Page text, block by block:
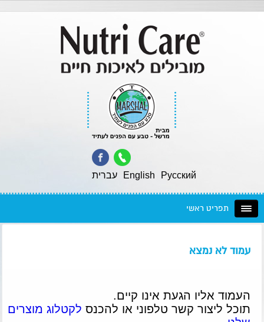
English Pусский עברית
תפריט ראשי
עמוד לא נמצא
העמוד אליו הגעת אינו קיים.
תוכל ליצור קשר טלפוני או להכנס לקטלוג מוצרים